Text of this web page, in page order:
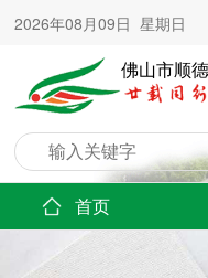
2026年08月09日 星期日
佛山市顺
首页